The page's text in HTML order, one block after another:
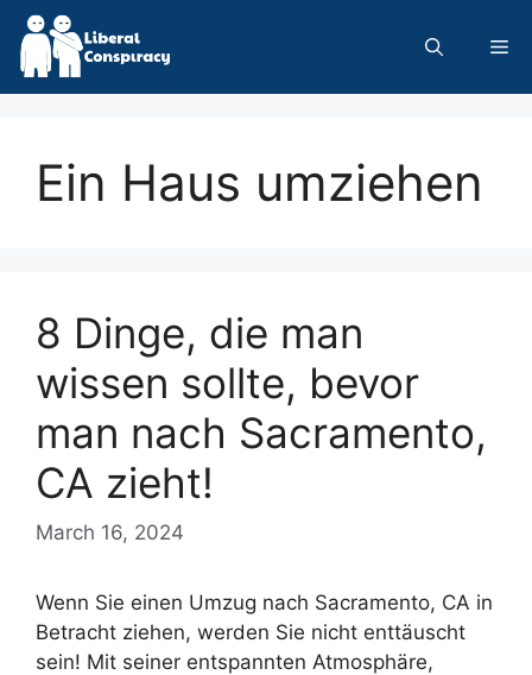
Skip
content
Ein Haus umziehen
8 Dinge, die man
wissen sollte, bevor
man nach Sacramento,
CA zieht!
March 16, 2024
Wenn Sie einen Umzug nach Sacramento, CA in
Betracht ziehen, werden Sie nicht enttäuscht
sein! Mit seiner entspannten Atmosphäre,